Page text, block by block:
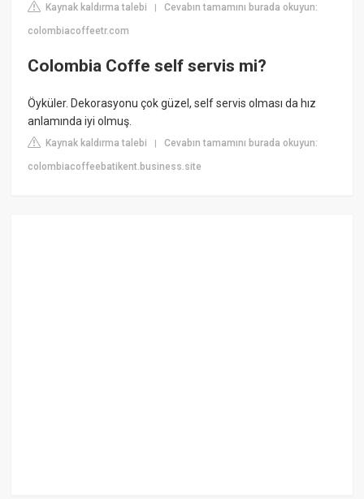
Kaynak kaldırma talebi |Cevabın tamamını burada okuyun:
colombiacoffeetr.com
Colombia Coffe self servis mi?
Öyküler. Dekorasyonu çok güzel, self servis olması da hız
anlamında iyi olmuş.
Kaynak kaldırma talebi |Cevabın tamamını burada okuyun:
colombiacoffeebatikent.business.site